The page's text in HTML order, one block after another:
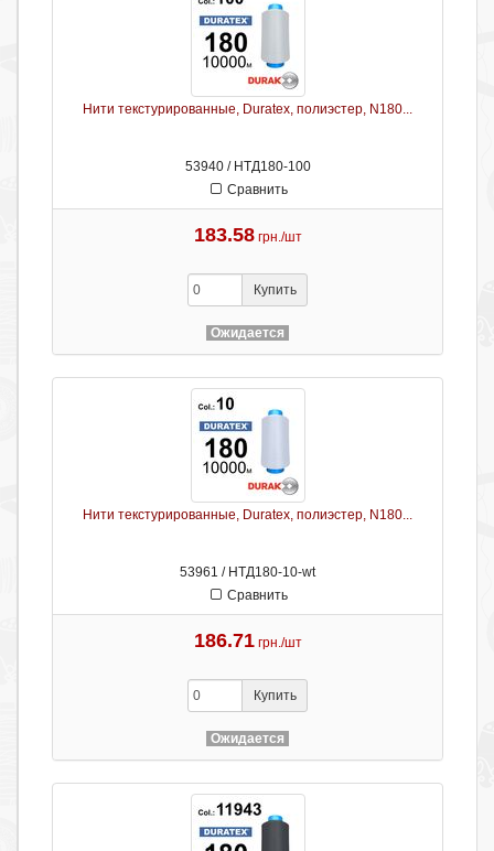
Нити текстурированные, Duratex, полиэстер, N180...
53940 / НТД180-100
Сравнить
183.58 грн./шт
Купить
Ожидается
Нити текстурированные, Duratex, полиэстер, N180...
53961 / НТД180-10-wt
Сравнить
186.71 грн./шт
Купить
Ожидается